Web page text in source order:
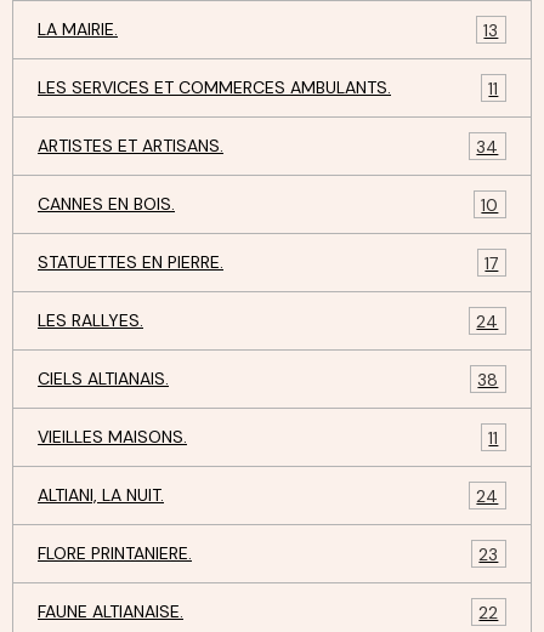
LA MAIRIE. 13
LES SERVICES ET COMMERCES AMBULANTS. 11
ARTISTES ET ARTISANS. 34
CANNES EN BOIS. 10
STATUETTES EN PIERRE. 17
LES RALLYES. 24
CIELS ALTIANAIS. 38
VIEILLES MAISONS. 11
ALTIANI, LA NUIT. 24
FLORE PRINTANIERE. 23
FAUNE ALTIANAISE. 22